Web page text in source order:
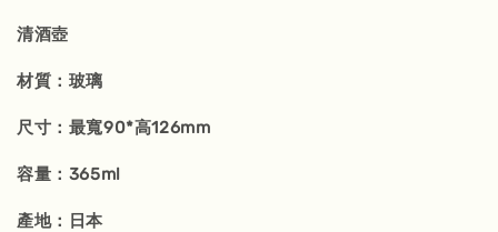
清酒壺
材質：玻璃
尺寸：最寬90*高126mm
容量：365ml
產地：日本